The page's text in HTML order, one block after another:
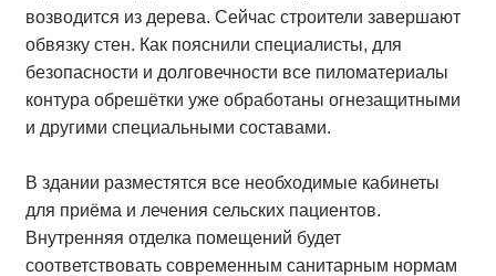
возводится из дерева. Сейчас строители завершают
обвязку стен. Как пояснили специалисты, для
безопасности и долговечности все пиломатериалы
контура обрешётки уже обработаны огнезащитными
и другими специальными составами.
В здании разместятся все необходимые кабинеты
для приёма и лечения сельских пациентов.
Внутренняя отделка помещений будет
соответствовать современным санитарным нормам